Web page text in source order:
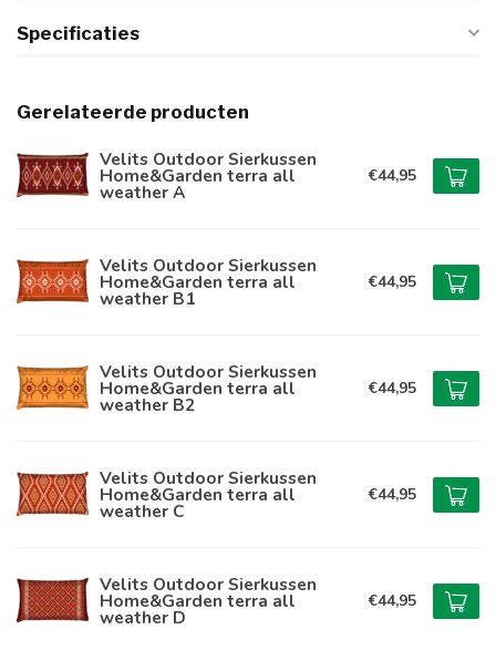
Specificaties
Gerelateerde producten
Velits Outdoor Sierkussen
Home&Garden terra all
weather A
€44,95
Velits Outdoor Sierkussen
Home&Garden terra all
weather B1
€44,95
Velits Outdoor Sierkussen
Home&Garden terra all
weather B2
€44,95
Velits Outdoor Sierkussen
Home&Garden terra all
weather C
€44,95
Velits Outdoor Sierkussen
Home&Garden terra all
weather D
€44,95